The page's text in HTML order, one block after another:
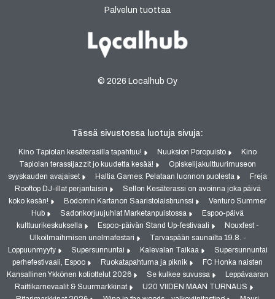
Palvelun tuottaa
© 2026 Localhub Oy
Tässä sivustossa luotuja sivuja:
Kino Tapiolan kesäterasilla tapahtuu! Nuuksion Poropuisto
Kino
Tapiolan terassijazzit jo kuudetta kesää!
Opiskelijakulttuurimuseon
syyskauden avajaiset
Haltia Games: Pelataan luonnon puolesta
Freja
Rooftop DJ-illat perjantaisin
Sellon Kesäterassi on avoinna joka päivä
koko kesän!
Bodomin Kartanon Saaristolaisbrunssi
Venturo Summer
Hub
Sadonkorjuujuhlat Marketanpuistossa
Espoo-päivä
kulttuurikeskuksella
Espoo-päivän Stand Up-festivaali
Nouxfest -
Ulkoilmaihmisen unelmafestari
Tarvaspään saunailta 19.8. -
Loppuunmyyty
Supersunnuntai Kalevalan Taikaa
Supersunnuntai
perhefestivaali, Espoo
Ruokatapahtuma ja piknik
FC Honka naisten
Kansallinen Ykkönen kotiottelut 2026
Se kulkee suvussa
Leppävaaran
Raittikarnevaalit & Suurmarkkinat
U20 VIIDEN MAAN TURNAUS